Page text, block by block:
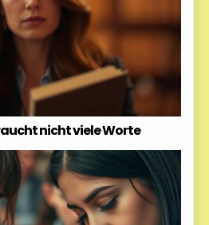
nicht viele Worte